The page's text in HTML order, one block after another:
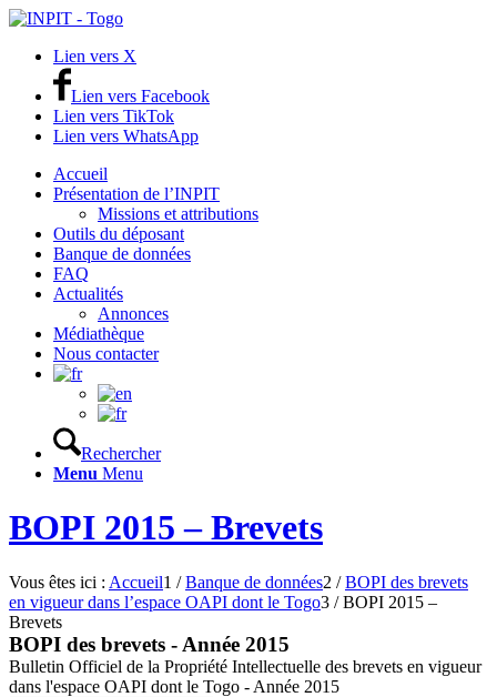
Lien vers X
Lien vers Facebook
Lien vers TikTok
Lien vers WhatsApp
Accueil
Présentation de l’INPIT
Missions et attributions
Outils du déposant
Banque de données
FAQ
Actualités
Annonces
Médiathèque
Nous contacter
Rechercher
Menu Menu
BOPI 2015 – Brevets
Vous êtes ici : Accueil1 / Banque de données2 / BOPI des brevets
en vigueur dans l’espace OAPI dont le Togo3 / BOPI 2015 –
Brevets
BOPI des brevets - Année 2015
Bulletin Officiel de la Propriété Intellectuelle des brevets en vigueur
dans l'espace OAPI dont le Togo - Année 2015